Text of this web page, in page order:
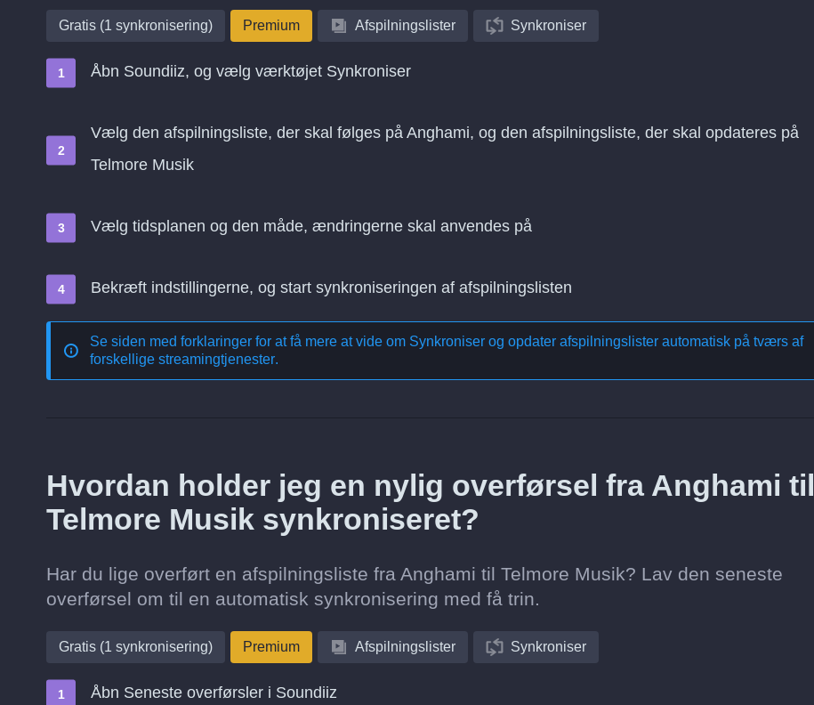
Gratis (1 synkronisering) Premium Afspilningslister Synkroniser
Åbn Soundiiz, og vælg værktøjet Synkroniser
Vælg den afspilningsliste, der skal følges på Anghami, og den afspilningsliste, der skal opdateres på
Telmore Musik
Vælg tidsplanen og den måde, ændringerne skal anvendes på
Bekræft indstillingerne, og start synkroniseringen af afspilningslisten
Se siden med forklaringer for at få mere at vide om Synkroniser og opdater afspilningslister automatisk på tværs af
forskellige streamingtjenester.
Hvordan holder jeg en nylig overførsel fra Anghami til
Telmore Musik synkroniseret?
Har du lige overført en afspilningsliste fra Anghami til Telmore Musik? Lav den seneste
overførsel om til en automatisk synkronisering med få trin.
Gratis (1 synkronisering) Premium Afspilningslister Synkroniser
Åbn Seneste overførsler i Soundiiz